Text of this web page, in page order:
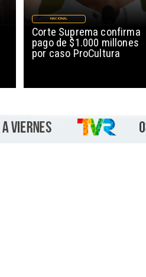
Corte Suprema confirma
pago de $1.000 millones
por caso ProCultura
NACIONAL